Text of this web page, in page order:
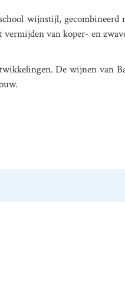
wijnstijl, gecombineerd
van koper- en
De wijnen van